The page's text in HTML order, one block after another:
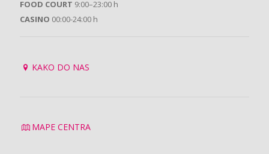
FOOD COURT 9:00–23:00 h
CASINO 00:00-24:00 h
KAKO DO NAS
MAPE CENTRA